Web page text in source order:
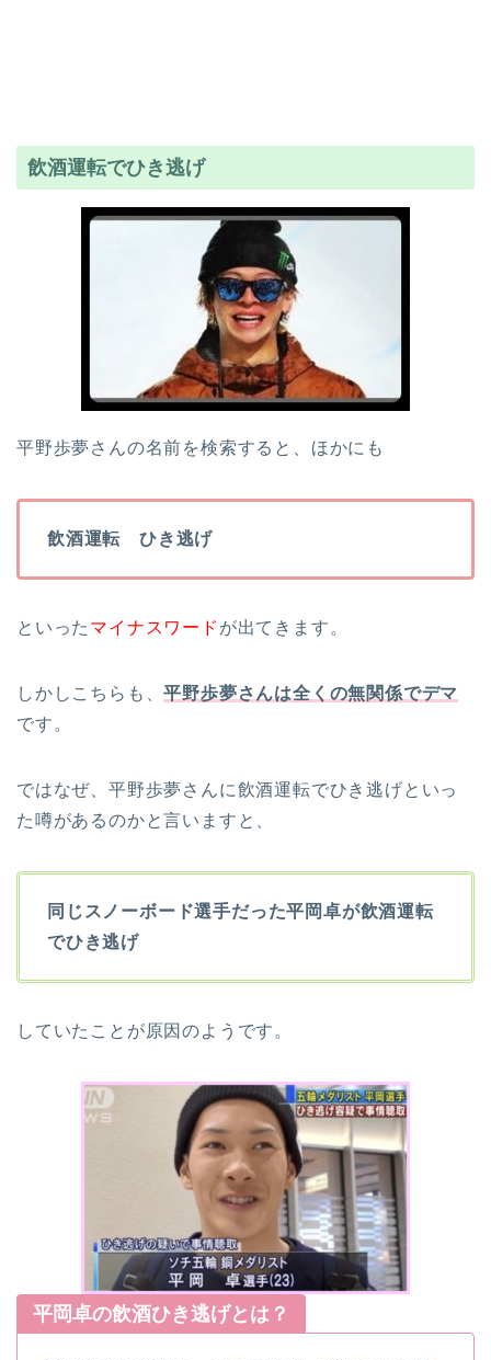
飲酒運転でひき逃げ
平野歩夢さんの名前を検索すると、ほかにも
飲酒運転 ひき逃げ
といった マイナスワード が出てきます。
しかしこちらも、平野歩夢さんは全くの無関係でデマ
です。
ではなぜ、平野歩夢さんに飲酒運転でひき逃げといっ
た噂があるのかと言いますと、
同じスノーボード選手だった平岡卓が飲酒運転
でひき逃げ
していたことが原因のようです。
平岡卓の飲酒ひき逃げとは？